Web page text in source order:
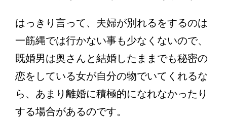
はっきり言って、夫婦が別れるをするのは
一筋縄では行かない事も少なくないので、
既婚男は奥さんと結婚したままでも秘密の
恋をしている女が自分の物でいてくれるな
ら、あまり離婚に積極的になれなかったり
する場合があるのです。